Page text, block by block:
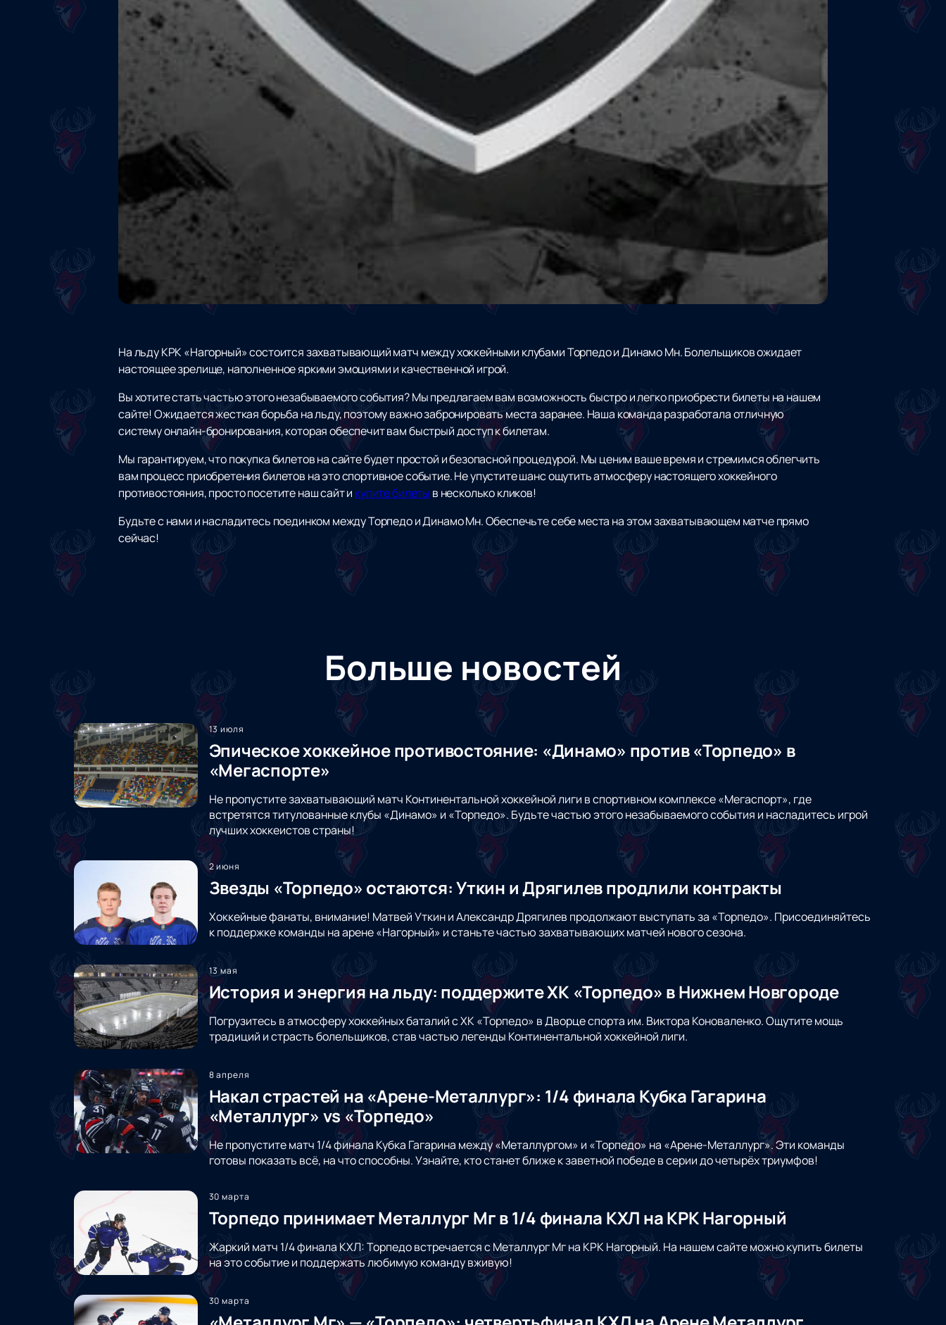
На льду КРК «Нагорный» состоится захватывающий матч между хоккейными клубами Торпедо и Динамо Мн. Болельщиков ожидает
настоящее зрелище, наполненное яркими эмоциями и качественной игрой.
Вы хотите стать частью этого незабываемого события? Мы предлагаем вам возможность быстро и легко приобрести билеты на нашем
сайте! Ожидается жесткая борьба на льду, поэтому важно забронировать места заранее. Наша команда разработала отличную
систему онлайн-бронирования, которая обеспечит вам быстрый доступ к билетам.
Мы гарантируем, что покупка билетов на сайте будет простой и безопасной процедурой. Мы ценим ваше время и стремимся облегчить
вам процесс приобретения билетов на это спортивное событие. Не упустите шанс ощутить атмосферу настоящего хоккейного
противостояния, просто посетите наш сайт и купите билеты в несколько кликов!
Будьте с нами и насладитесь поединком между Торпедо и Динамо Мн. Обеспечьте себе места на этом захватывающем матче прямо
сейчас!
Больше новостей
13 июля
Эпическое хоккейное противостояние: «Динамо» против «Торпедо» в
«Мегаспорте»
Не пропустите захватывающий матч Континентальной хоккейной лиги в спортивном комплексе «Мегаспорт», где
встретятся титулованные клубы «Динамо» и «Торпедо». Будьте частью этого незабываемого события и насладитесь игрой
лучших хоккеистов страны!
2 июня
Звезды «Торпедо» остаются: Уткин и Дрягилев продлили контракты
Хоккейные фанаты, внимание! Матвей Уткин и Александр Дрягилев продолжают выступать за «Торпедо». Присоединяйтесь
к поддержке команды на арене «Нагорный» и станьте частью захватывающих матчей нового сезона.
13 мая
История и энергия на льду: поддержите ХК «Торпедо» в Нижнем Новгороде
Погрузитесь в атмосферу хоккейных баталий с ХК «Торпедо» в Дворце спорта им. Виктора Коноваленко. Ощутите мощь
традиций и страсть болельщиков, став частью легенды Континентальной хоккейной лиги.
8 апреля
Накал страстей на «Арене-Металлург»: 1/4 финала Кубка Гагарина
«Металлург» vs «Торпедо»
Не пропустите матч 1/4 финала Кубка Гагарина между «Металлургом» и «Торпедо» на «Арене-Металлург». Эти команды
готовы показать всё, на что способны. Узнайте, кто станет ближе к заветной победе в серии до четырёх триумфов!
30 марта
Торпедо принимает Металлург Мг в 1/4 финала КХЛ на КРК Нагорный
Жаркий матч 1/4 финала КХЛ: Торпедо встречается с Металлург Мг на КРК Нагорный. На нашем сайте можно купить билеты
на это событие и поддержать любимую команду вживую!
30 марта